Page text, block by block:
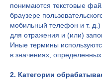
понимаются текстовые
браузере
мобильный телефон и т.
для отражения и (или)
Иные термины
в значениях,
2. Категории